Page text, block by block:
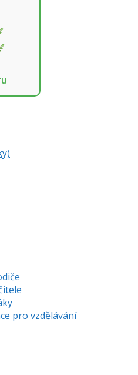
pro vzdělávání